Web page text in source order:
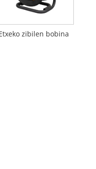
zibilen bobina